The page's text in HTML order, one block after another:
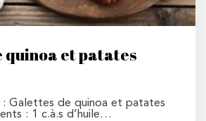
quinoa et patates
Galettes de quinoa et patates
: 1 c.à.s d’huile…